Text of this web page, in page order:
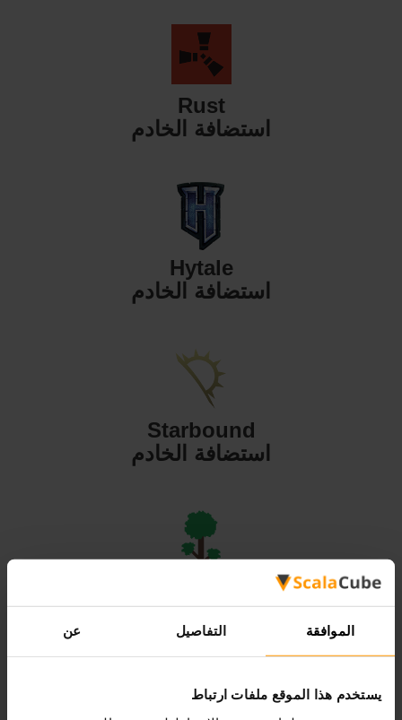
الموافقة التفاصيل عن
يستخدم هذا الموقع ملفات ارتباط
Rust
استضافة الخادم
Hytale
استضافة الخادم
Starbound
استضافة الخادم